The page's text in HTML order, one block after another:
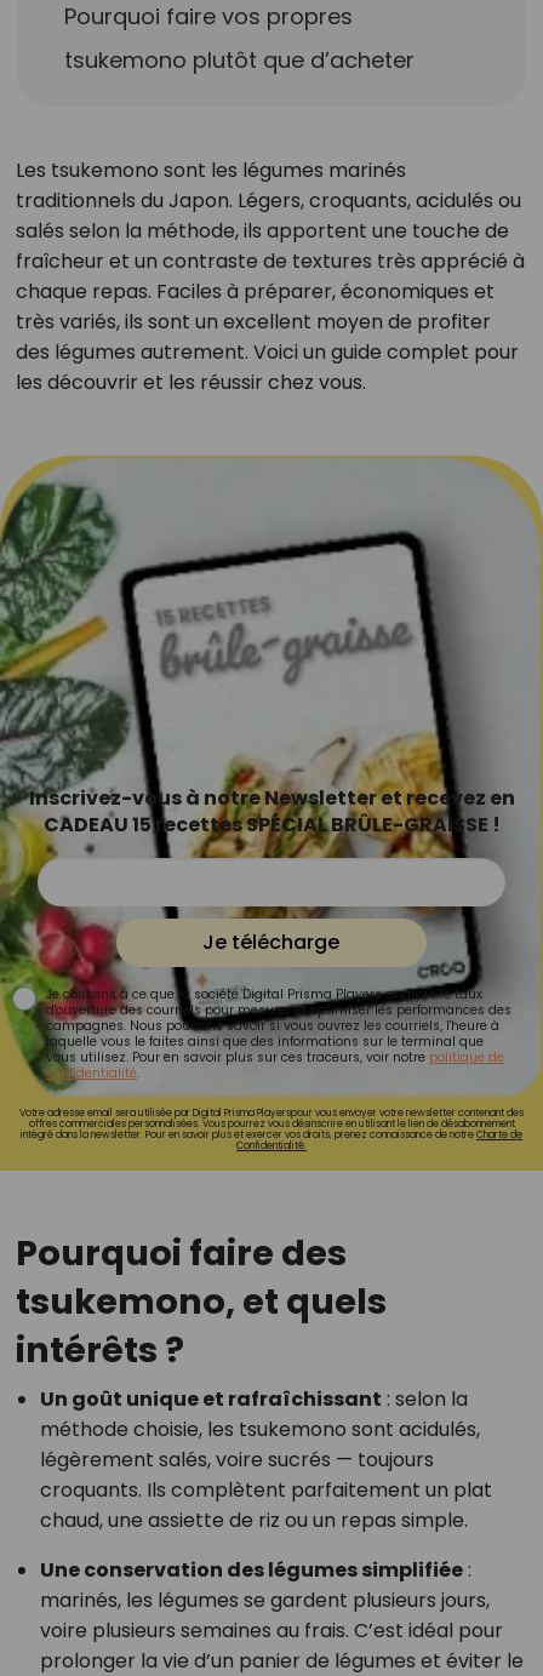
Pourquoi faire vos propres
tsukemono plutôt que d’acheter
Les tsukemono sont les légumes marinés
traditionnels du Japon. Légers, croquants, acidulés ou
salés selon la méthode, ils apportent une touche de
fraîcheur et un contraste de textures très apprécié à
chaque repas. Faciles à préparer, économiques et
très variés, ils sont un excellent moyen de profiter
des légumes autrement. Voici un guide complet pour
les découvrir et les réussir chez vous.
Inscrivez-vous à notre Newsletter et recevez en
CADEAU 15 recettes SPÉCIAL BRÛLE-GRAISSE !
Je télécharge
Je consens à ce que la société Digital Prisma Players analyse le taux
d'ouverture des courriels pour mesurer et optimiser les performances des
campagnes. Nous pourrons savoir si vous ouvrez les courriels, l'heure à
laquelle vous le faites ainsi que des informations sur le terminal que
vous utilisez. Pour en savoir plus sur ces traceurs, voir notre politique de
confidentialité.
Votre adresse email sera utilisée par Digital Prisma Playerspour vous envoyer votre newsletter contenant des
offres commerciales personnalisées. Vous pourrez vous désinscrire en utilisant le lien de désabonnement
intégré dans la newsletter. Pour en savoir plus et exercer vos droits, prenez connaissance de notreCharte de
Confidentialité.
Pourquoi faire des
tsukemono, et quels
intérêts ?
Un goût unique et rafraîchissant : selon la
méthode choisie, les tsukemono sont acidulés,
légèrement salés, voire sucrés — toujours
croquants. Ils complètent parfaitement un plat
chaud, une assiette de riz ou un repas simple.
Une conservation des légumes simplifiée:
marinés, les légumes se gardent plusieurs jours,
voire plusieurs semaines au frais. C’est idéal pour
prolonger la vie d’un panier de légumes et éviter le